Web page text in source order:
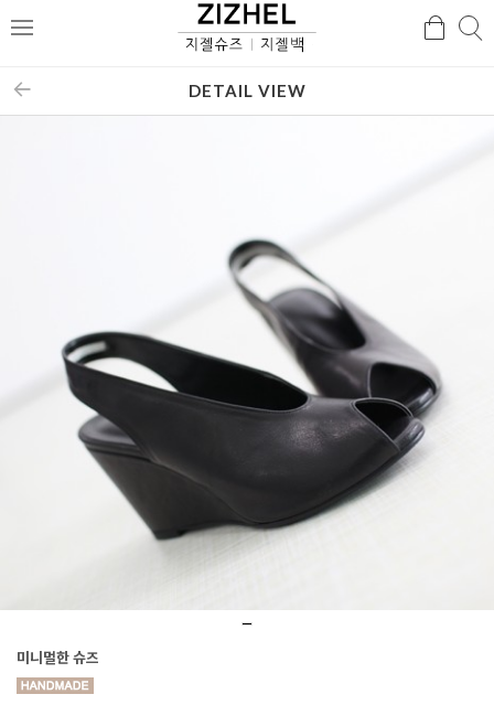
메
검
DETAIL VIEW
미니멀한 슈즈